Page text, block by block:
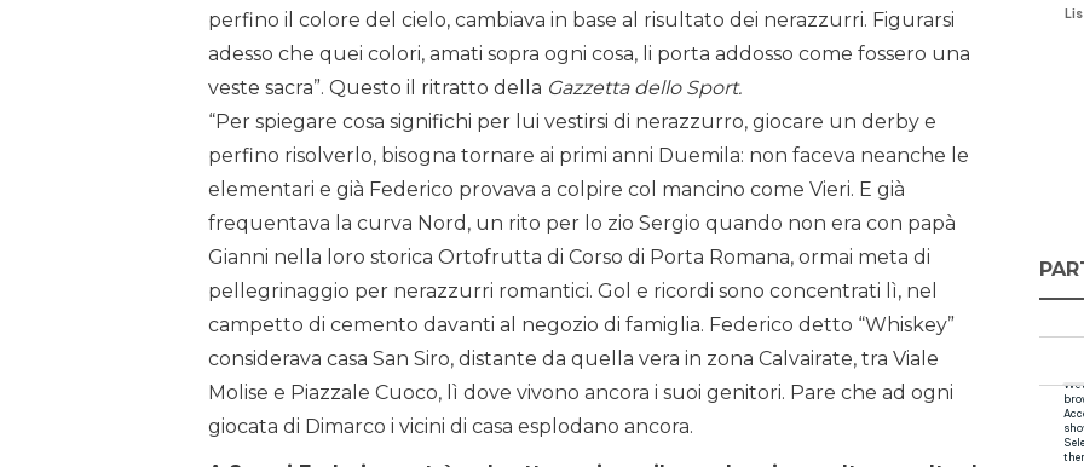
perfino il colore del cielo, cambiava in base al risultato dei nerazzurri. Figurarsi
adesso che quei colori, amati sopra ogni cosa, li porta addosso come fossero una
veste sacra”. Questo il ritratto della Gazzetta dello Sport.
“Per spiegare cosa significhi per lui vestirsi di nerazzurro, giocare un derby e
perfino risolverlo, bisogna tornare ai primi anni Duemila: non faceva neanche le
elementari e già Federico provava a colpire col mancino come Vieri. E già
frequentava la curva Nord, un rito per lo zio Sergio quando non era con papà
Gianni nella loro storica Ortofrutta di Corso di Porta Romana, ormai meta di
pellegrinaggio per nerazzurri romantici. Gol e ricordi sono concentrati lì, nel
campetto di cemento davanti al negozio di famiglia. Federico detto “Whiskey”
considerava casa San Siro, distante da quella vera in zona Calvairate, tra Viale
Molise e Piazzale Cuoco, lì dove vivono ancora i suoi genitori. Pare che ad ogni
giocata di Dimarco i vicini di casa esplodano ancora.